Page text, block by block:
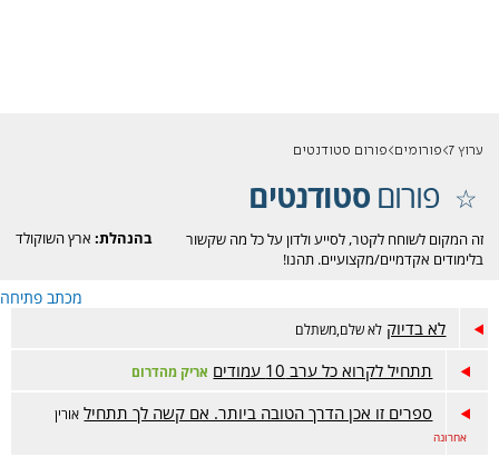
ערוץ 7 פורומים פורום סטודנטים
פורוםסטודנטים
בהנהלת: ארץ השוקולד
זה המקום לשוחח לקטר, לסייע ולדון על כל מה שקשור
בלימודים אקדמיים/מקצועיים. תהנו!
מכתב פתיחה
לא בדיוק לא שלם,משתלם
תתחיל לקרוא כל ערב 10 עמודים אריק מהדרום
ספרים זו אכן הדרך הטובה ביותר. אם קשה לך תתחיל אורין
אחרונה